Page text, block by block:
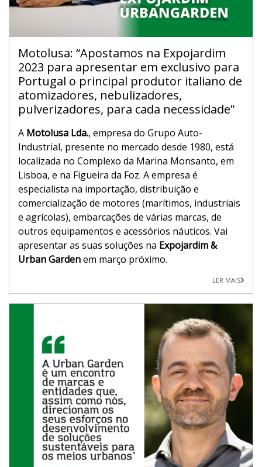
Motolusa: “Apostamos na Expojardim
2023 para apresentar em exclusivo para
Portugal o principal produtor italiano de
atomizadores, nebulizadores,
pulverizadores, para cada necessidade”
A Motolusa Lda., empresa do Grupo Auto-
Industrial, presente no mercado desde 1980, está
localizada no Complexo da Marina Monsanto, em
Lisboa, e na Figueira da Foz. A empresa é
especialista na importação, distribuição e
comercialização de motores (marítimos, industriais
e agrícolas), embarcações de várias marcas, de
outros equipamentos e acessórios náuticos. Vai
apresentar as suas soluções na Expojardim &
Urban Gardenem março próximo.
LER MAIS